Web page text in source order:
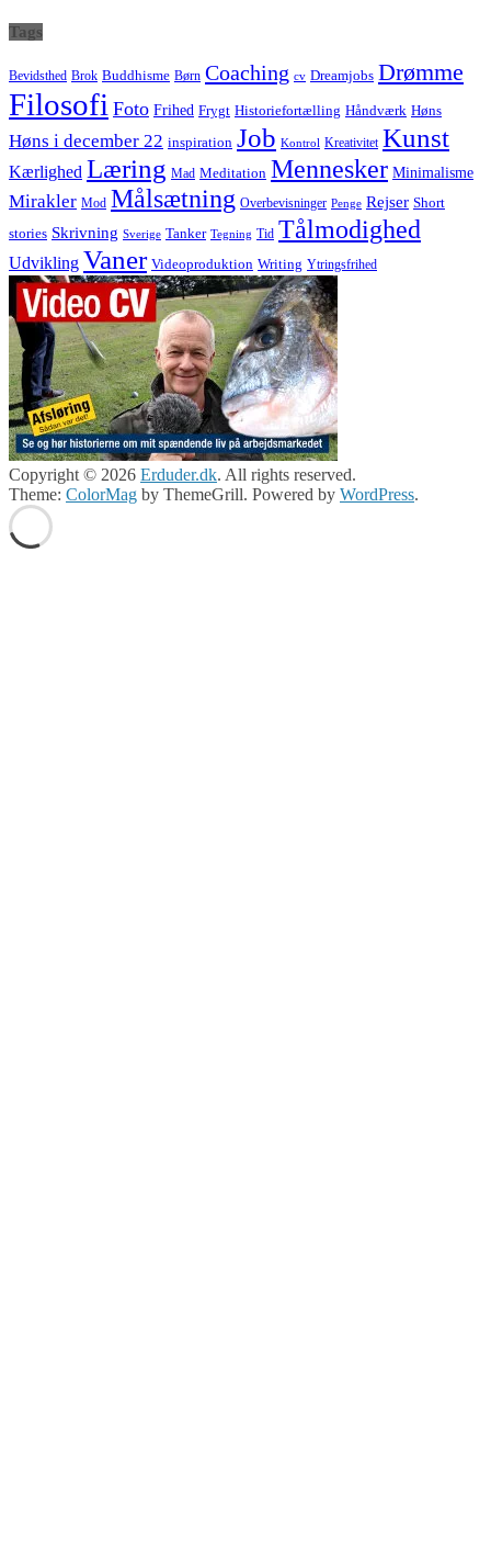
Tags
Bevidsthed Brok Buddhisme Børn Coaching cv Dreamjobs Drømme
Filosofi Foto Frihed Frygt Historiefortælling Håndværk Høns
Høns i december 22 inspiration Job Kontrol Kreativitet Kunst
Kærlighed Læring Mad Meditation Mennesker Minimalisme
Mirakler Mod Målsætning Overbevisninger Penge Rejser Short
stories Skrivning Sverige Tanker Tegning Tid Tålmodighed
Udvikling Vaner Videoproduktion Writing Ytringsfrihed
Copyright © 2026 Erduder.dk. All rights reserved.
Theme: ColorMag by ThemeGrill. Powered by WordPress.